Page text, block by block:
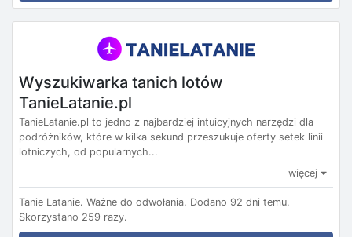
Wyszukiwarka tanich lotów
TanieLatanie.pl
TanieLatanie.pl to jedno z najbardziej intuicyjnych narzędzi dla
podróżników, które w kilka sekund przeszukuje oferty setek linii
lotniczych, od popularnych...
więcej
Tanie Latanie. Ważne do odwołania. Dodano 92 dni temu.
Skorzystano 259 razy.